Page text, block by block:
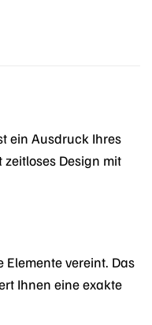
ein Ausdruck Ihres
zeitloses Design mit
vereint. Das
Ihnen eine exakte